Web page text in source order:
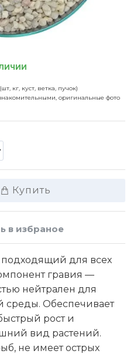
кг, куст, ветка, пучок)
оригинальные фото
Купить
в избраное
подходящий для всех
гравия —
нейтрален для
Обеспечивает
рост и
вид растений.
не имеет острых